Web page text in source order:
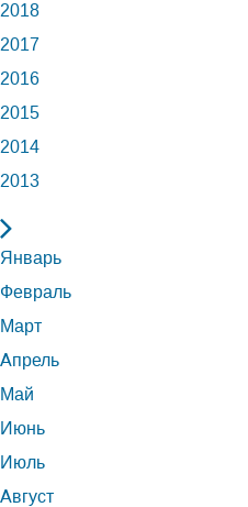
2018
2017
2016
2015
2014
2013
Январь
Февраль
Март
Апрель
Май
Июнь
Июль
Август